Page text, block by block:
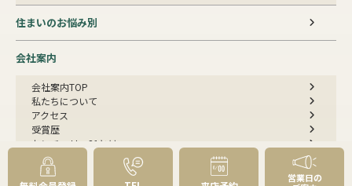
住まいのお悩み別
会社案内
会社案内TOP
私たちについて
アクセス
受賞歴
センチュリー21とは
スタッフ紹介
お客様の声
営業日の